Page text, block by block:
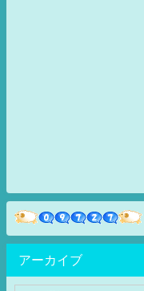
アーカイブ